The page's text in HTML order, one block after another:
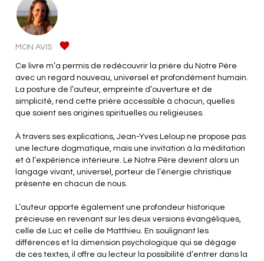
MON AVIS
Ce livre m’a permis de redécouvrir la prière du Notre Père
avec un regard nouveau, universel et profondément humain.
La posture de l’auteur, empreinte d’ouverture et de
simplicité, rend cette prière accessible à chacun, quelles
que soient ses origines spirituelles ou religieuses.
À travers ses explications, Jean-Yves Leloup ne propose pas
une lecture dogmatique, mais une invitation à la méditation
et à l’expérience intérieure. Le Notre Père devient alors un
langage vivant, universel, porteur de l’énergie christique
présente en chacun de nous.
L’auteur apporte également une profondeur historique
précieuse en revenant sur les deux versions évangéliques,
celle de Luc et celle de Matthieu. En soulignant les
différences et la dimension psychologique qui se dégage
de ces textes, il offre au lecteur la possibilité d’entrer dans la